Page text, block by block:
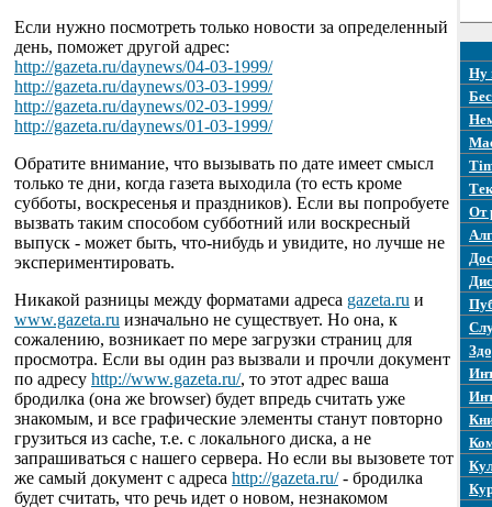
Если нужно посмотреть только новости за определенный
день, поможет другой адрес:
http://gazeta.ru/daynews/04-03-1999/
http://gazeta.ru/daynews/03-03-1999/
http://gazeta.ru/daynews/02-03-1999/
http://gazeta.ru/daynews/01-03-1999/
Обратите внимание, что вызывать по дате имеет смысл
только те дни, когда газета выходила (то есть кроме
субботы, воскресенья и праздников). Если вы попробуете
вызвать таким способом субботний или воскресный
выпуск - может быть, что-нибудь и увидите, но лучше не
экспериментировать.
Никакой разницы между форматами адреса gazeta.ru и
www.gazeta.ru изначально не существует. Но она, к
сожалению, возникает по мере загрузки страниц для
просмотра. Если вы один раз вызвали и прочли документ
по адресу http://www.gazeta.ru/, то этот адрес ваша
бродилка (она же browser) будет впредь считать уже
знакомым, и все графические элементы станут повторно
грузиться из cache, т.е. с локального диска, а не
запрашиваться с нашего сервера. Но если вы вызовете тот
же самый документ с адреса http://gazeta.ru/- бродилка
будет считать, что речь идет о новом, незнакомом
Ну
От